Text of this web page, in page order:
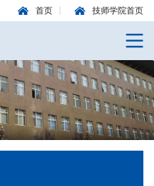
首页 技师学院首页